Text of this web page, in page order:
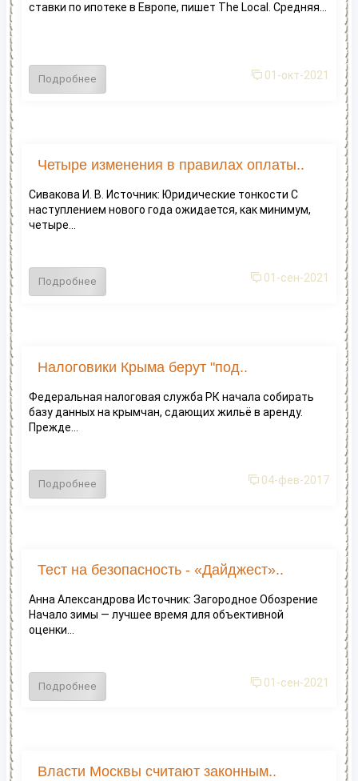
ставки по ипотеке в Европе, пишет The Local. Средняя...
Подробнее 01-окт-2021
Четыре изменения в правилах оплаты..
Сивакова И. В. Источник: Юридические тонкости С
наступлением нового года ожидается, как минимум,
четыре...
Подробнее 01-сен-2021
Налоговики Крыма берут "под..
Федеральная налоговая служба РК начала собирать
базу данных на крымчан, сдающих жильё в аренду.
Прежде...
Подробнее 04-фев-2017
Тест на безопасность - «Дайджест»..
Анна Александрова Источник: Загородное Обозрение
Начало зимы — лучшее время для объективной
оценки...
Подробнее 01-сен-2021
Власти Москвы считают законным..